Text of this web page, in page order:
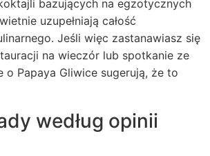
bazujących na egzotycznych
uzupełniają całość
Jeśli więc zastanawiasz się
na wieczór lub spotkanie ze
o Papaya Gliwice sugerują, że to
według opinii